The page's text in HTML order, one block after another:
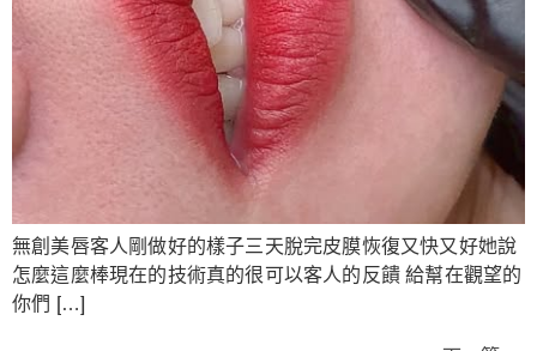
無創美唇客人剛做好的樣子三天脫完皮膜恢復又快又好她說
怎麼這麼棒現在的技術真的很可以客人的反饋 給幫在觀望的
你們 […]